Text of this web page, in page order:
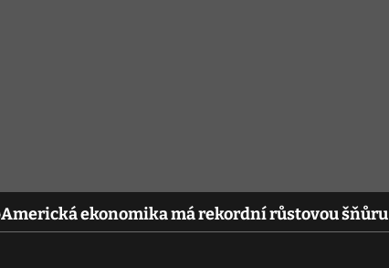
Americká ekonomika má rekordní růstovou šňůru